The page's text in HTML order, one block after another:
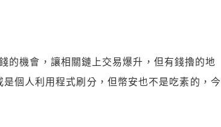
的機會，讓相關鏈上交易爆升，但有錢擼的地
個人利用程式刷分，但幣安也不是吃素的，今